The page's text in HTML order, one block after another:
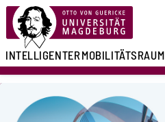
INTELLIGENTERMOBILITÄTSRAUM